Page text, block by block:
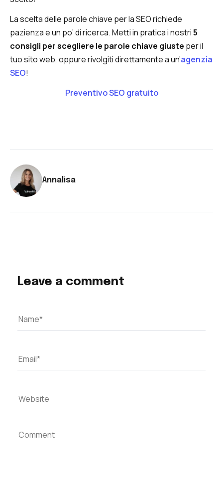
La scelta delle parole chiave per la SEO richiede
pazienza e un po’ di ricerca. Metti in pratica i nostri5
consigli per scegliere le parole chiave giuste per il
tuo sito web, oppure rivolgiti direttamente a un’agenzia
SEO!
Preventivo SEO gratuito
Annalisa
Leave a comment